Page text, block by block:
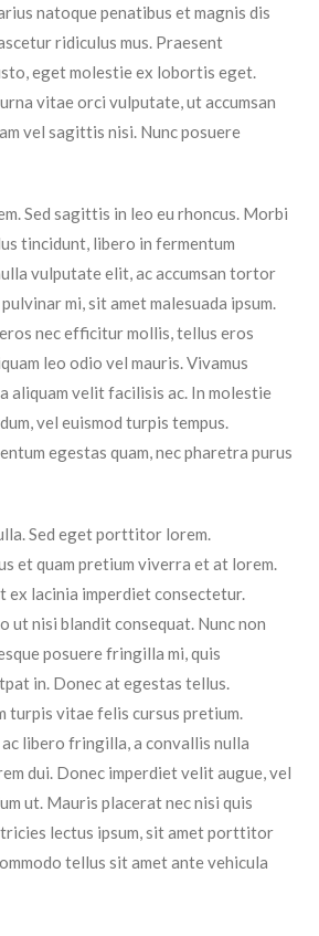
natoque penatibus et magnis dis
ridiculus mus. Praesent
eget molestie ex lobortis eget.
vitae orci vulputate, ut accumsan
vel sagittis nisi. Nunc posuere
Sed sagittis in leo eu rhoncus. Morbi
tincidunt, libero in fermentum
vulputate elit, ac accumsan tortor
mi, sit amet malesuada ipsum.
nec efficitur mollis, tellus eros
leo odio vel mauris. Vivamus
aliquam velit facilisis ac. In molestie
vel euismod turpis tempus.
egestas quam, nec pharetra purus
Sed eget porttitor lorem.
et quam pretium viverra et at lorem.
ex lacinia imperdiet consectetur.
ut nisi blandit consequat. Nunc non
posuere fringilla mi, quis
in. Donec at egestas tellus.
turpis vitae felis cursus pretium.
libero fringilla, a convallis nulla
dui. Donec imperdiet velit augue, vel
ut. Mauris placerat nec nisi quis
lectus ipsum, sit amet porttitor
tellus sit amet ante vehicula